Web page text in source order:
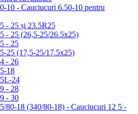
10 - Cauciucuri 6.50-10 pentru
- 25 și 23.5R25
- 25 (26,5-25/26.5x25)
- 25
25 (17,5-25/17.5x25)
- 26
18
24
- 28
- 30
80-18 (340/80-18) - Cauciucuri 12 5 -